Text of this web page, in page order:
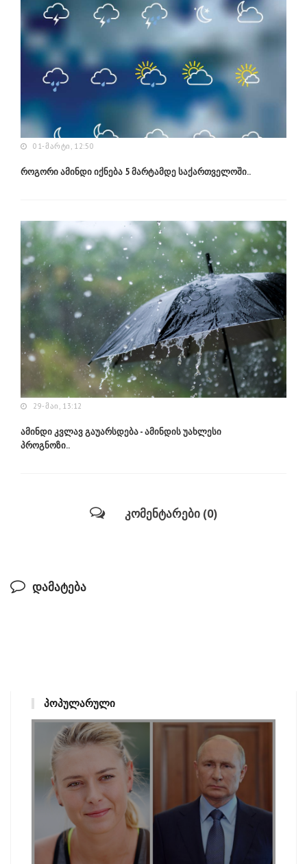
01-ᲛᲐᲠᲢᲘ, 12:50
როგორი ამინდი იქნება 5 მარტამდე საქართველოში..
29-ᲛᲐᲘ, 13:12
ამინდი კვლავ გაუარსდება - ამინდის უახლესი
პროგნოზი..
კომენტარები (0)
დამატება
ᲞᲝᲞᲣᲚᲐᲠᲣᲚᲘ